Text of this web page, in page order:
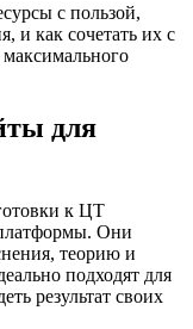
с пользой,
и как сочетать их с
для
к ЦТ
Они
теорию и
подходят для
результат своих